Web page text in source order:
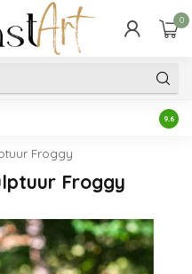
0
9.6
Froggy
Froggy